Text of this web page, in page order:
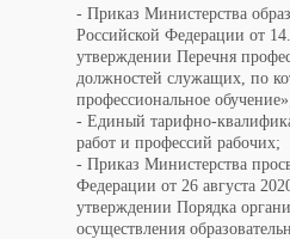
- Приказ Министерства
Российской Федерации от
утверждении Перечня
должностей служащих, по
профессиональное
- Единый тарифно-
работ и профессий рабочих;
- Приказ Министерства
Федерации от 26 августа
утверждении Порядка
осуществления